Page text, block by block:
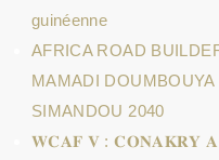
guinéenne
AFRICA ROAD
MAMADI
SIMANDOU 2040
𝐖𝐂𝐀𝐅 𝐕 : 𝐂𝐎𝐍𝐀𝐊𝐑𝐘